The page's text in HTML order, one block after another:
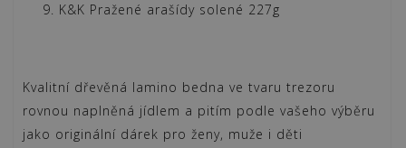
K&K Pražené arašídy solené 227g
Kvalitní dřevěná lamino bedna ve tvaru trezoru
rovnou naplněná jídlem a pitím podle vašeho výběru
jako originální dárek pro ženy, muže i děti